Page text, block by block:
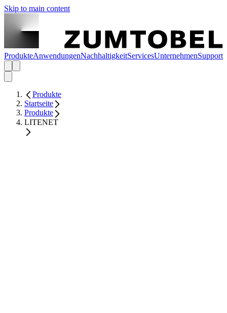
Skip to main content
ProdukteAnwendungenNachhaltigkeitServicesUnternehmenSupport
Produkte
Startseite
Produkte
LITENET